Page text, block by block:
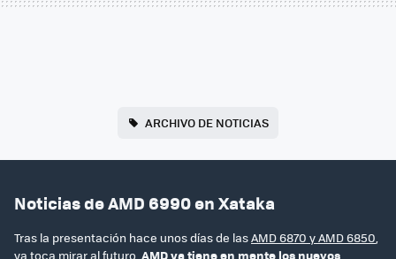
ARCHIVO DE NOTICIAS
Noticias de AMD 6990 en Xataka
Tras la presentación hace unos días de lasAMD 6870 y AMD 6850
ya toca mirar al futuro. AMD ya tiene en mente los nuevos